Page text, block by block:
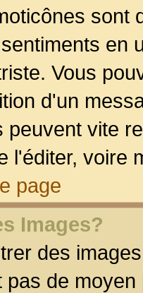
sont
en
Vous
d'un
peuvent vite
l'éditer, voire
page
Images?
des
pas de